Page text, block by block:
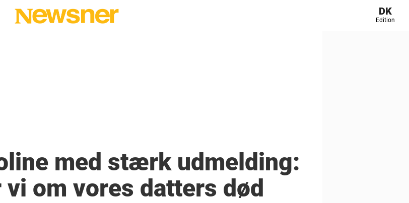
DK
Edition
med stærk udmelding:
om vores datters død